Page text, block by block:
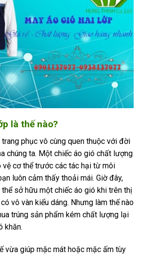
là thế nào?
phục vô cùng quen thuộc với đời
chúng ta. Một chiếc áo gió chất lượng
cơ thể trước các tác hại từ môi
luôn cảm thấy thoải mái. Giờ đây,
sở hữu một chiếc áo gió khi trên thị
vô vàn kiểu dáng. Nhưng làm thế nào
trúng sản phẩm kém chất lượng lại
khăn.
vừa giúp mặc mát hoặc mặc ấm tùy